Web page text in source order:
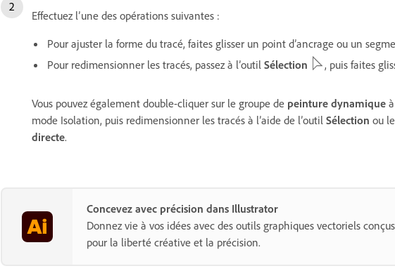
Effectuez l’une des opérations suivantes :
Pour ajuster la forme du tracé, faites glisser un point d’ancrage ou un
Pour redimensionner les tracés, passez à l’outil Sélection , puis faites
Vous pouvez également double-cliquer sur le groupe de peinture dynamique
mode Isolation, puis redimensionner les tracés à l’aide de l’outil Sélection ou
directe.
Concevez avec précision dans Illustrator
Donnez vie à vos idées avec des outils graphiques vectoriels conçus
pour la liberté créative et la précision.